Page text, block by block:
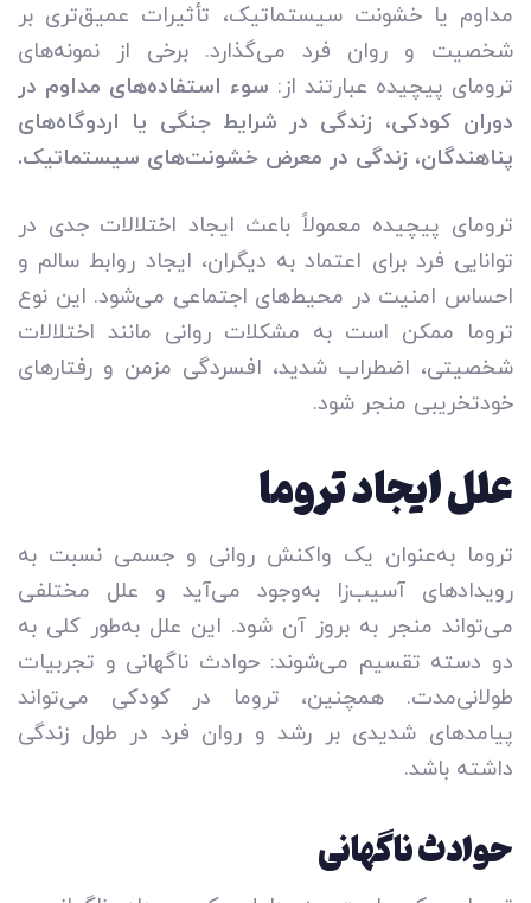
مداوم یا خشونت سیستماتیک، تأثیرات عمیق‌تری بر
شخصیت و روان فرد می‌گذارد. برخی از نمونه‌های
ترومای پیچیده عبارتند از: سوء استفاده‌های مداوم در
دوران کودکی، زندگی در شرایط جنگی یا اردوگاه‌های
پناهندگان، زندگی در معرض خشونت‌های سیستماتیک.
ترومای پیچیده معمولاً باعث ایجاد اختلالات جدی در
توانایی فرد برای اعتماد به دیگران، ایجاد روابط سالم و
احساس امنیت در محیط‌های اجتماعی می‌شود. این نوع
تروما ممکن است به مشکلات روانی مانند اختلالات
شخصیتی، اضطراب شدید، افسردگی مزمن و رفتارهای
خودتخریبی منجر شود.
علل ایجاد تروما
تروما به‌عنوان یک واکنش روانی و جسمی نسبت به
رویدادهای آسیب‌زا به‌وجود می‌آید و علل مختلفی
می‌تواند منجر به بروز آن شود. این علل به‌طور کلی به
دو دسته تقسیم می‌شوند: حوادث ناگهانی و تجربیات
طولانی‌مدت. همچنین، تروما در کودکی می‌تواند
پیامدهای شدیدی بر رشد و روان فرد در طول زندگی
داشته باشد.
حوادث ناگهانی